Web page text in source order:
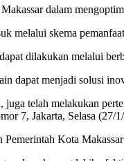
dalam
melalui skema
dilakukan melalui
dapat menjadi solusi
telah melakukan
7, Jakarta, Selasa (27/
Kota